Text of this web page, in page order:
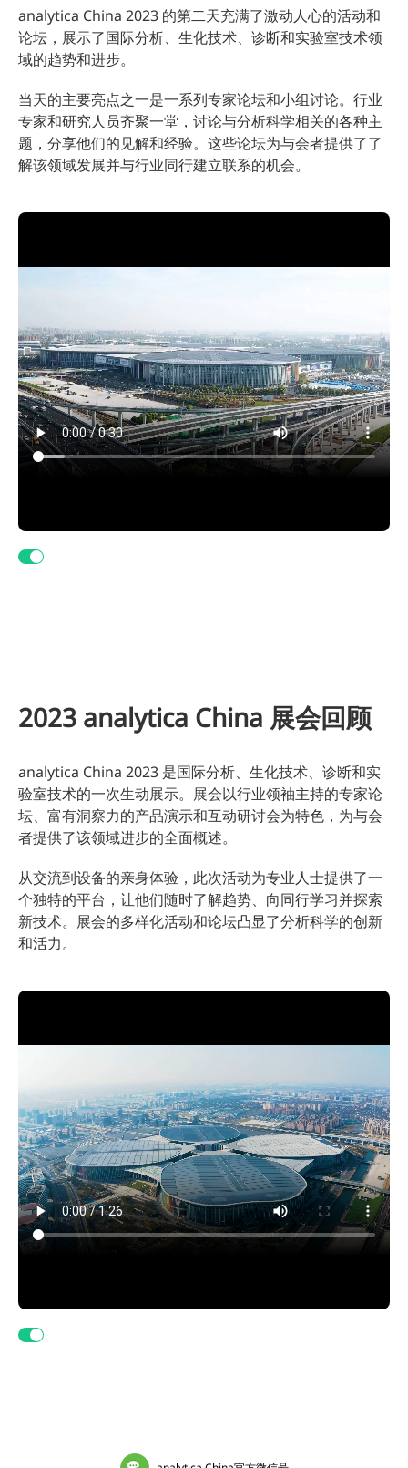
analytica China 2023 的第二天充满了激动人心的活动和
论坛，展示了国际分析、生化技术、诊断和实验室技术领
域的趋势和进步。
当天的主要亮点之一是一系列专家论坛和小组讨论。行业
专家和研究人员齐聚一堂，讨论与分析科学相关的各种主
题，分享他们的见解和经验。这些论坛为与会者提供了了
解该领域发展并与行业同行建立联系的机会。
2023 analytica China 展会回顾
analytica China 2023 是国际分析、生化技术、诊断和实
验室技术的一次生动展示。展会以行业领袖主持的专家论
坛、富有洞察力的产品演示和互动研讨会为特色，为与会
者提供了该领域进步的全面概述。
从交流到设备的亲身体验，此次活动为专业人士提供了一
个独特的平台，让他们随时了解趋势、向同行学习并探索
新技术。展会的多样化活动和论坛凸显了分析科学的创新
和活力。